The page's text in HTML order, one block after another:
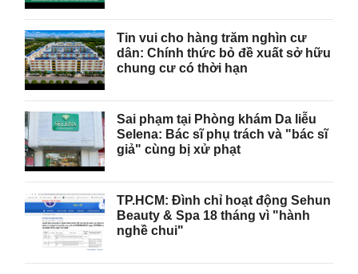
Tin vui cho hàng trăm nghìn cư
dân: Chính thức bỏ đề xuất sở hữu
chung cư có thời hạn
Sai phạm tại Phòng khám Da liễu
Selena: Bác sĩ phụ trách và "bác sĩ
giả" cùng bị xử phạt
TP.HCM: Đình chỉ hoạt động Sehun
Beauty & Spa 18 tháng vì "hành
nghề chui"